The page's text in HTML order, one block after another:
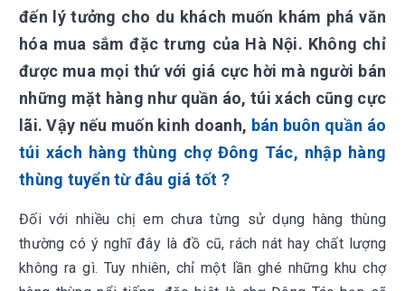
đến lý tưởng cho du khách muốn khám phá văn
hóa mua sắm đặc trưng của Hà Nội. Không chỉ
được mua mọi thứ với giá cực hời mà người bán
những mặt hàng như quần áo, túi xách cũng cực
lãi. Vậy nếu muốn kinh doanh, bán buôn quần áo
túi xách hàng thùng chợ Đông Tác, nhập hàng
thùng tuyển từ đâu giá tốt ?
Đối với nhiều chị em chưa từng sử dụng hàng thùng
thường có ý nghĩ đây là đồ cũ, rách nát hay chất lượng
không ra gì. Tuy nhiên, chỉ một lần ghé những khu chợ